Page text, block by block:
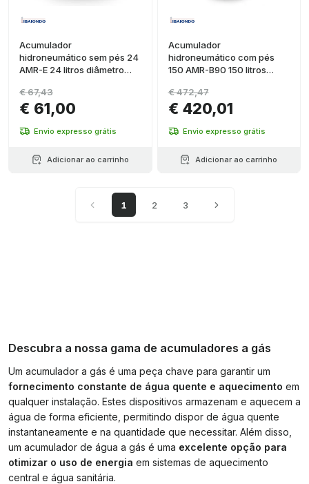
Acumulador
hidroneumático sem pés 24
AMR-E 24 litros diâmetro
€ 61,00
€ 67,43
Envio expresso grátis
Adicionar ao carrinho
Acumulador
hidroneumático com pés
150 AMR-B90 150 litros
1/4"
€ 420,01
€ 472,47
Envio expresso grátis
Adicionar ao carrinho
1 2 3
Descubra a nossa gama de acumuladores a gás
Um acumulador a gás é uma peça chave para garantir um
fornecimento constante de água quente e aquecimento em
qualquer instalação. Estes dispositivos armazenam e aquecem a
água de forma eficiente, permitindo dispor de água quente
instantaneamente e na quantidade que necessitar. Além disso,
um acumulador de água a gás é uma excelente opção para
otimizar o uso de energia em sistemas de aquecimento
central e água sanitária.